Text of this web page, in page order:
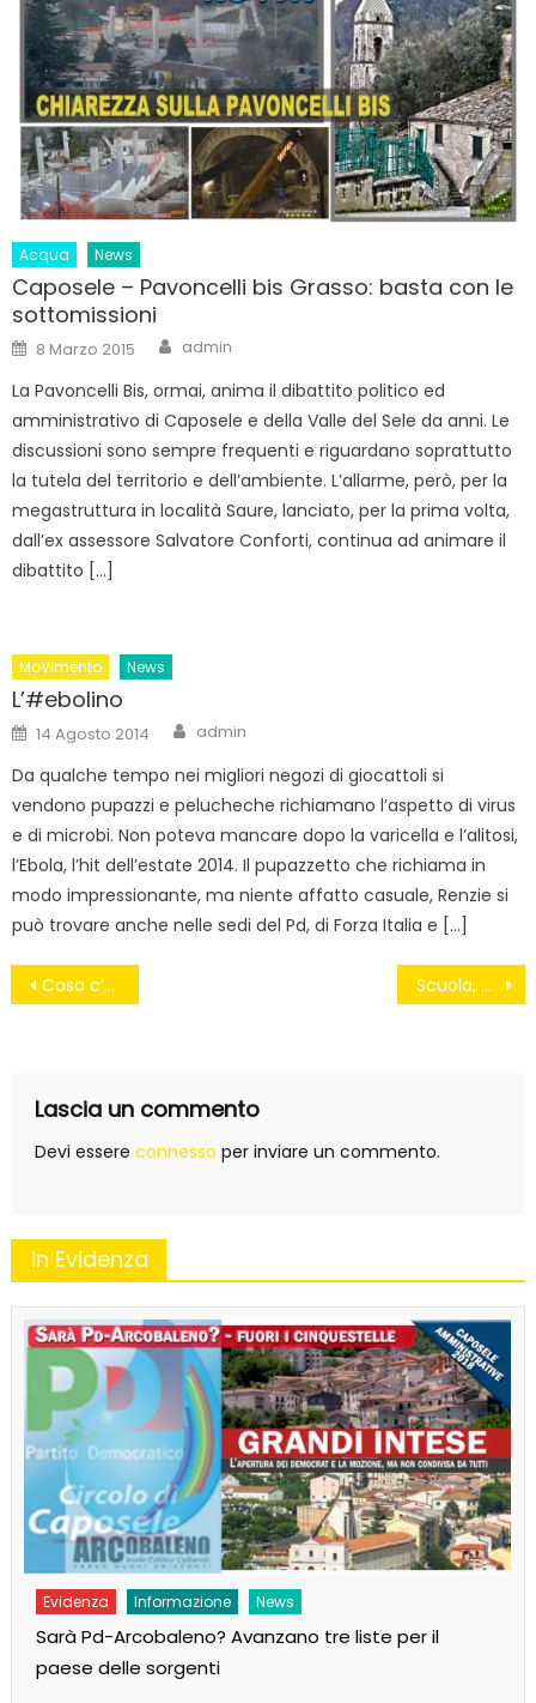
Acqua News
Caposele – Pavoncelli bis Grasso: basta con le
sottomissioni
Posted
on
8 Marzo 2015 Author
admin
La Pavoncelli Bis, ormai, anima il dibattito politico ed
amministrativo di Caposele e della Valle del Sele da anni. Le
discussioni sono sempre frequenti e riguardano soprattutto
la tutela del territorio e dell’ambiente. L’allarme, però, per la
megastruttura in località Saure, lanciato, per la prima volta,
dall’ex assessore Salvatore Conforti, continua ad animare il
dibattito […]
MoVimento News
L’#ebolino
Posted
on
14 Agosto 2014 Author
admin
Da qualche tempo nei migliori negozi di giocattoli si
vendono pupazzi e pelucheche richiamano l’aspetto di virus
e di microbi. Non poteva mancare dopo la varicella e l’alitosi,
l’Ebola, l’hit dell’estate 2014. Il pupazzetto che richiama in
modo impressionante, ma niente affatto casuale, Renzie si
può trovare anche nelle sedi del Pd, di Forza Italia e […]
Navigazione
Cosa c’è nel patto del Nazareno? #RenziMetticiLaFaccia Scuola, Mai più insegnanti di sostegno a singhiozzo. Approvata Risoluzione del M5S
Lascia un commento
Devi essere connesso per inviare un commento.
In Evidenza
Evidenza Informazione News
Sarà Pd-Arcobaleno? Avanzano tre liste per il
paese delle sorgenti